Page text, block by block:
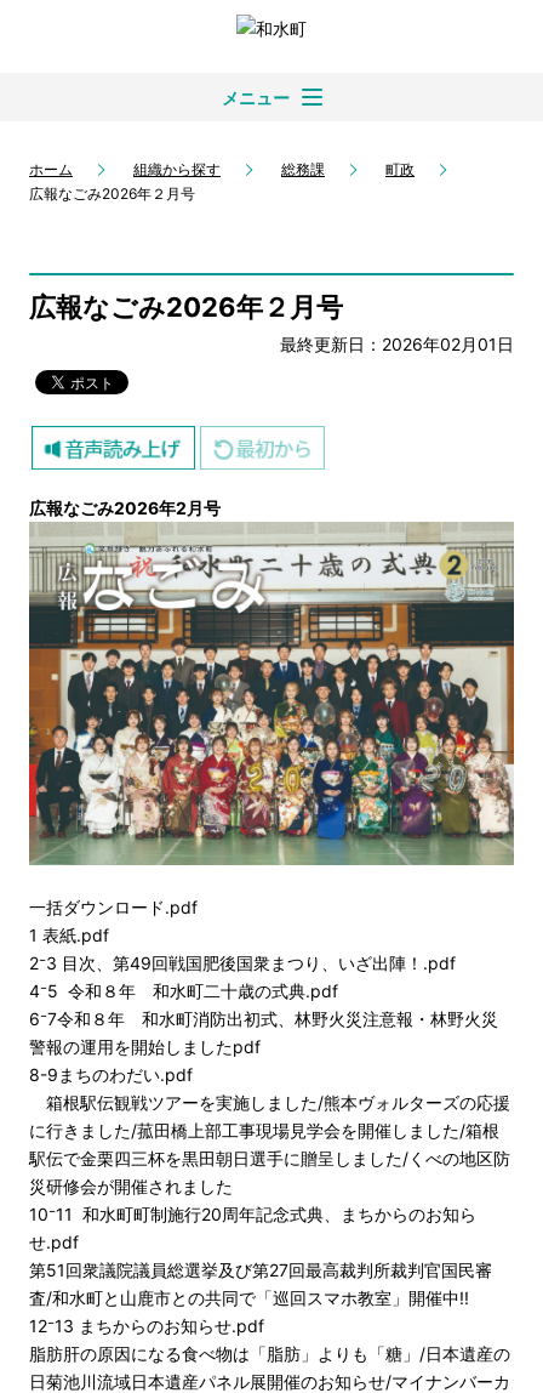
メニュー
ホーム 組織から探す 総務課
町政
広報なごみ2026年２月号
広報なごみ2026年２月号
最終更新日：2026年02月01日
広報なごみ2026年2月号
一括ダウンロード.pdf
1 表紙.pdf
2⁻3 目次、第49回戦国肥後国衆まつり、いざ出陣！.pdf
4⁻5 令和８年 和水町二十歳の式典.pdf
6⁻7令和８年 和水町消防出初式、林野火災注意報・林野火災
警報の運用を開始しましたpdf
8-9まちのわだい.pdf
箱根駅伝観戦ツアーを実施しました/熊本ヴォルターズの応援
に行きました/菰田橋上部工事現場見学会を開催しました/箱根
駅伝で金栗四三杯を黒田朝日選手に贈呈しました/くべの地区防
災研修会が開催されました
10⁻11 和水町町制施行20周年記念式典、まちからのお知ら
せ.pdf
第51回衆議院議員総選挙及び第27回最高裁判所裁判官国民審
査/和水町と山鹿市との共同で「巡回スマホ教室」開催中!!
12⁻13 まちからのお知らせ.pdf
脂肪肝の原因になる食べ物は「脂肪」よりも「糖」/日本遺産の
日菊池川流域日本遺産パネル展開催のお知らせ/マイナンバーカ